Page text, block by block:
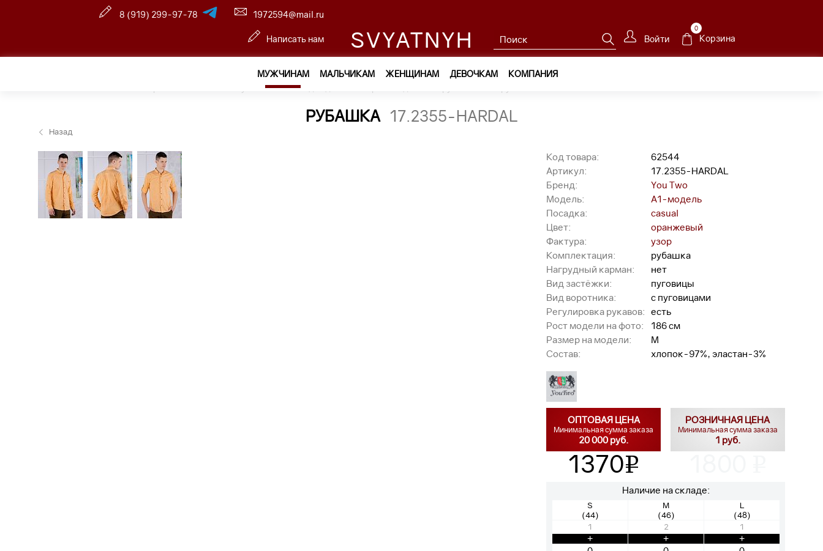
8 (919) 299-97-78 1972594@mail.ru
Написать нам SVYATNYH Войти
0
Корзина
МУЖЧИНАМ МАЛЬЧИКАМ ЖЕНЩИНАМ ДЕВОЧКАМ КОМПАНИЯ
Мужчинам —
РУБАШКА 17.2355-HARDAL
Назад
Код товара:
62544
Артикул:
17.2355-HARDAL
Бренд:
You Two
Модель:
A1-модель
Посадка:
casual
Цвет:
оранжевый
Фактура:
узор
Комплектация:
рубашка
Нагрудный карман:
нет
Вид застёжки:
пуговицы
Вид воротника:
с пуговицами
Регулировка рукавов:
есть
Рост модели на фото:
186 см
Размер на модели:
M
Состав:
хлопок-97%, эластан-3%
ОПТОВАЯ ЦЕНА
Минимальная сумма заказа
20 000 руб.
1370v
РОЗНИЧНАЯ ЦЕНА
Минимальная сумма заказа
1 руб.
Наличие на складе:
S
(44)
M
(46)
L
(48)
1
+
2
+
1
+